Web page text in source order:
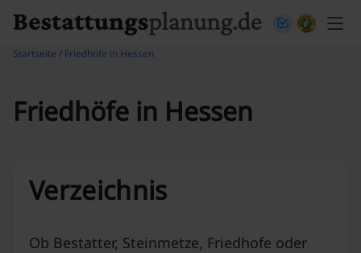
Startseite / Friedhöfe in Hessen
Friedhöfe in Hessen
Verzeichnis
Ob Bestatter, Steinmetze, Friedhofe oder